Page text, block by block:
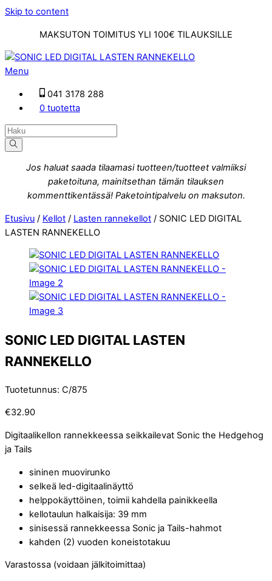
Skip to content
MAKSUTON TOIMITUS YLI 100€ TILAUKSILLE
Menu
041 3178 288
0 tuotetta
Jos haluat saada tilaamasi tuotteen/tuotteet valmiiksi
paketoituna, mainitsethan tämän tilauksen
kommenttikentässä! Paketointipalvelu on maksuton.
Etusivu / Kellot / Lasten rannekellot / SONIC LED DIGITAL
LASTEN RANNEKELLO
SONIC LED DIGITAL LASTEN
RANNEKELLO
Tuotetunnus: C/875
€32.90
Digitaalikellon rannekkeessa seikkailevat Sonic the Hedgehog
ja Tails
sininen muovirunko
selkeä led-digitaalinäyttö
helppokäyttöinen, toimii kahdella painikkeella
kellotaulun halkaisija: 39 mm
sinisessä rannekkeessa Sonic ja Tails-hahmot
kahden (2) vuoden koneistotakuu
Varastossa (voidaan jälkitoimittaa)